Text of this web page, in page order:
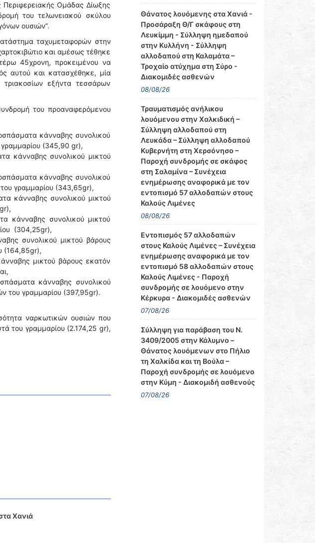
Ομάδας Δίωξης
του τελωνειακού σκύλου
ουσιών”.
ταχυμεταφορών στην
και αμέσως τέθηκε
45χρονη, προκειμένου να
αυτού και κατασχέθηκε, μία
εξήντα τεσσάρων
του προαναφερόμενου
κάνναβης συνολικού
(345,90 gr),
κάνναβης συνολικού μικτού
κάνναβης συνολικού
γραμμαρίου (343,65gr),
κάνναβης συνολικού μικτού
κάνναβης συνολικού μικτού
(304,25gr),
συνολικού μικτού βάρους
(164,85gr),
μικτού βάρους εκατόν
κάνναβης συνολικού
του γραμμαρίου (397,95gr).
ναρκωτικών ουσιών που
του γραμμαρίου (2.174,25 gr),
Χανιά
Θάνατος λουόμενης στα Χανιά -
Προσάραξη Θ/Γ σκάφους στη
Λευκίμμη - Σύλληψη ημεδαπού
στην Κυλλήνη - Σύλληψη
αλλοδαπού στη Καλαμάτα –
Τροχαίο ατύχημα στη Σύρο -
Διακομιδές ασθενών
08/08/26
Τραυματισμός ανήλικου
λουόμενου στην Χαλκιδική –
Σύλληψη αλλοδαπού στη
Λευκάδα – Σύλληψη αλλοδαπού
Κυβερνήτη στη Χερσόνησο –
Παροχή συνδρομής σε σκάφος
στη Σαλαμίνα – Συνέχεια
ενημέρωσης αναφορικά με τον
εντοπισμό 57 αλλοδαπών στους
Καλούς Λιμένες
08/08/26
Εντοπισμός 57 αλλοδαπών
στους Καλούς Λιμένες – Συνέχεια
ενημέρωσης αναφορικά με τον
εντοπισμό 58 αλλοδαπών στους
Καλούς Λιμένες - Παροχή
συνδρομής σε λουόμενο στην
Κέρκυρα - Διακομιδές ασθενών
07/08/26
Σύλληψη για παράβαση του Ν.
3409/2005 στην Κάλυμνο –
Θάνατος λουόμενων στο Πήλιο
τη Χαλκίδα και τη Βούλα –
Παροχή συνδρομής σε λουόμενο
στην Κύμη - Διακομιδή ασθενούς
07/08/26